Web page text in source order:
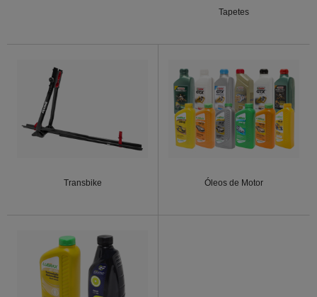
Tapetes
Transbike Óleos de Motor